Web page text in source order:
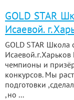
GOLD STAR
Исаевой.
GOLD STAR
чемпионы и
конкурсов. Мы
подготовки
,но ...